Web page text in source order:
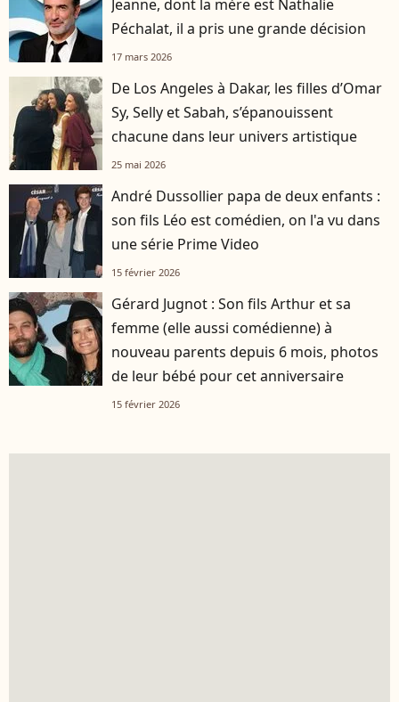
Jeanne, dont la mère est Nathalie
Péchalat, il a pris une grande décision
17 mars 2026
De Los Angeles à Dakar, les filles d’Omar
Sy, Selly et Sabah, s’épanouissent
chacune dans leur univers artistique
25 mai 2026
André Dussollier papa de deux enfants :
son fils Léo est comédien, on l'a vu dans
une série Prime Video
15 février 2026
Gérard Jugnot : Son fils Arthur et sa
femme (elle aussi comédienne) à
nouveau parents depuis 6 mois, photos
de leur bébé pour cet anniversaire
15 février 2026